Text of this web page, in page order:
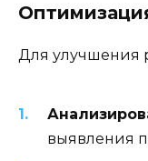
Для улучшения
выявления